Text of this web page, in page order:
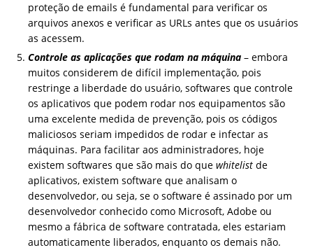
proteção de emails é fundamental para verificar os
arquivos anexos e verificar as URLs antes que os usuários
as acessem.
Controle as aplicações que rodam na máquina – embora
muitos considerem de difícil implementação, pois
restringe a liberdade do usuário, softwares que controle
os aplicativos que podem rodar nos equipamentos são
uma excelente medida de prevenção, pois os códigos
maliciosos seriam impedidos de rodar e infectar as
máquinas. Para facilitar aos administradores, hoje
existem softwares que são mais do que whitelist de
aplicativos, existem software que analisam o
desenvolvedor, ou seja, se o software é assinado por um
desenvolvedor conhecido como Microsoft, Adobe ou
mesmo a fábrica de software contratada, eles estariam
automaticamente liberados, enquanto os demais não.